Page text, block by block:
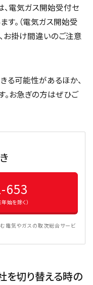
電気ガス開始受付セ
す。（電気ガス開始受
お掛け間違いのご注意
る可能性があるほか、
お急ぎの方はぜひご
653
を除く）
電気やガスの取次総合サービ
切り替える時の